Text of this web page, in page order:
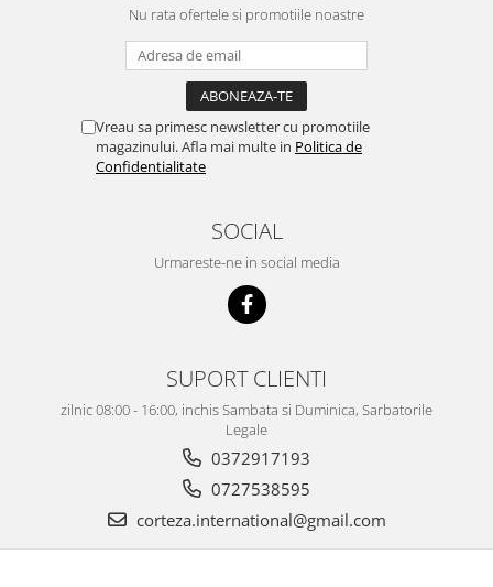
Nu rata ofertele si promotiile noastre
Vreau sa primesc newsletter cu promotiile
magazinului. Afla mai multe in Politica de
Confidentialitate
SOCIAL
Urmareste-ne in social media
SUPORT CLIENTI
zilnic 08:00 - 16:00, inchis Sambata si Duminica, Sarbatorile
Legale
0372917193
0727538595
corteza.international@gmail.com